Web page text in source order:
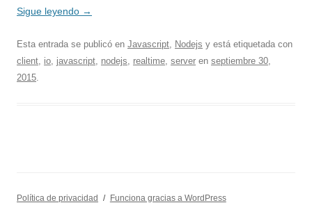
Sigue leyendo →
Esta entrada se publicó en Javascript, Nodejs y está etiquetada con
client, io, javascript, nodejs, realtime, server en septiembre 30,
2015.
Política de privacidad Funciona gracias a WordPress